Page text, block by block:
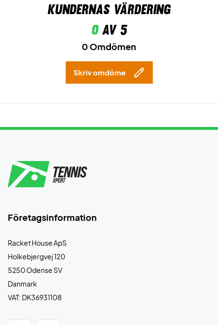
Kundernas värdering
0av 5
0 Omdömen
Skriv omdöme
Företagsinformation
Racket House ApS
Holkebjergvej 120
5250 Odense SV
Danmark
VAT: DK36931108